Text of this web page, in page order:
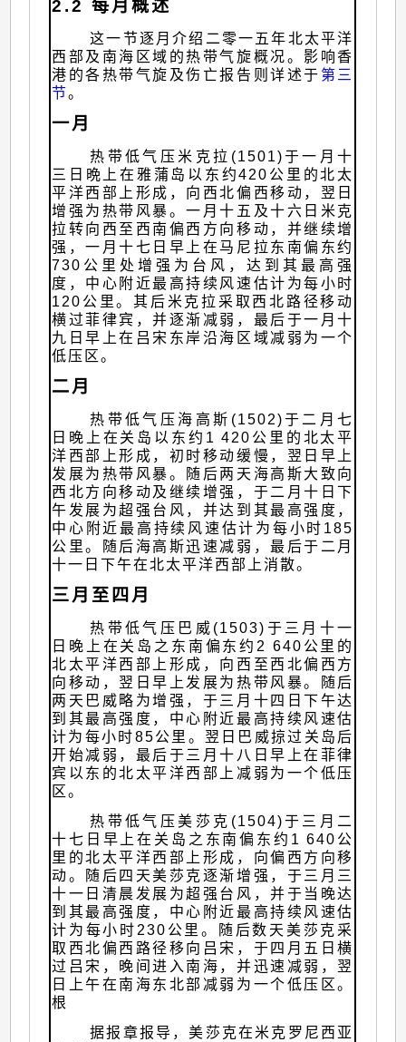
2.2 每月概述
这一节逐月介绍二零一五年北太平洋
西部及南海区域的热带气旋概况。影响香
港的各热带气旋及伤亡报告则详述于 第三
节。
一月
热带低气压米克拉(1501)于一月十
三日晩上在雅蒲岛以东约420公里的北太
平洋西部上形成，向西北偏西移动，翌日
增强为热带风暴。一月十五及十六日米克
拉转向西至西南偏西方向移动，并继续增
强，一月十七日早上在马尼拉东南偏东约
730公里处增强为台风，达到其最高强
度，中心附近最高持续风速估计为每小时
120公里。其后米克拉采取西北路径移动
横过菲律宾，并逐渐减弱，最后于一月十
九日早上在吕宋东岸沿海区域减弱为一个
低压区。
二月
热带低气压海高斯(1502)于二月七
日晚上在关岛以东约1 420公里的北太平
洋西部上形成，初时移动缓慢，翌日早上
发展为热带风暴。随后两天海高斯大致向
西北方向移动及继续增强，于二月十日下
午发展为超强台风，并达到其最高强度，
中心附近最高持续风速估计为每小时185
公里。随后海高斯迅速减弱，最后于二月
十一日下午在北太平洋西部上消散。
三月至四月
热带低气压巴威(1503)于三月十一
日晚上在关岛之东南偏东约2 640公里的
北太平洋西部上形成，向西至西北偏西方
向移动，翌日早上发展为热带风暴。随后
两天巴威略为增强，于三月十四日下午达
到其最高强度，中心附近最高持续风速估
计为每小时85公里。翌日巴威掠过关岛后
开始减弱，最后于三月十八日早上在菲律
宾以东的北太平洋西部上减弱为一个低压
区。
热带低气压美莎克(1504)于三月二
十七日早上在关岛之东南偏东约1 640公
里的北太平洋西部上形成，向偏西方向移
动。随后四天美莎克逐渐增强，于三月三
十一日清晨发展为超强台风，并于当晚达
到其最高强度，中心附近最高持续风速估
计为每小时230公里。随后数天美莎克采
取西北偏西路径移向吕宋，于四月五日横
过吕宋，晚间进入南海，并迅速减弱，翌
日上午在南海东北部减弱为一个低压区。
根
据报章报导，美莎克在米克罗尼西亚